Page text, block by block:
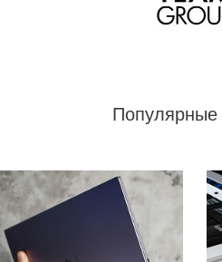
Популярные